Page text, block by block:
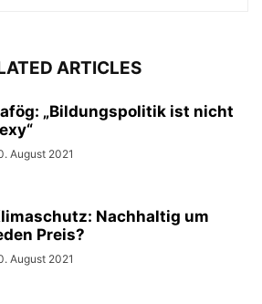
ARTICLES
„Bildungspolitik ist nicht
August 2021
Nachhaltig um
Preis?
August 2021